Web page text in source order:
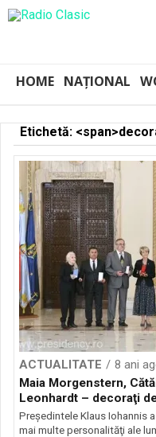
HOME NAȚIONAL
Etichetă:
ACTUALITATE
8 ani
Maia Morgenstern,
Leonhardt – decoraţi
Preşedintele Klaus Iohannis
mai multe personalităţi ale